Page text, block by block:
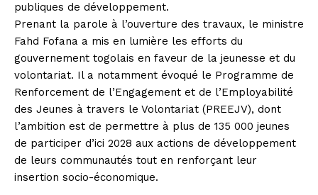
publiques de développement.
Prenant la parole à l’ouverture des travaux, le ministre
Fahd Fofana a mis en lumière les efforts du
gouvernement togolais en faveur de la jeunesse et du
volontariat. Il a notamment évoqué le Programme de
Renforcement de l’Engagement et de l’Employabilité
des Jeunes à travers le Volontariat (PREEJV), dont
l’ambition est de permettre à plus de 135 000 jeunes
de participer d’ici 2028 aux actions de développement
de leurs communautés tout en renforçant leur
insertion socio-économique.